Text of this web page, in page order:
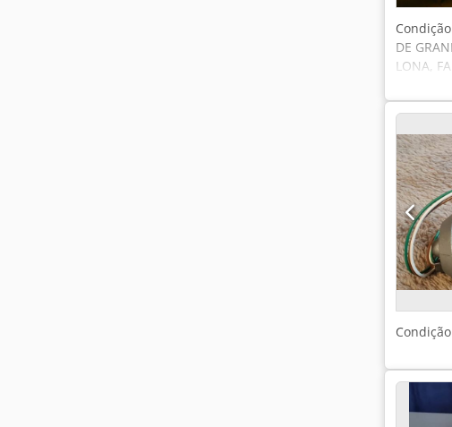
DE
LONA,
Tinta à
cabeças
Máx.
Unidade
vinil
de
original